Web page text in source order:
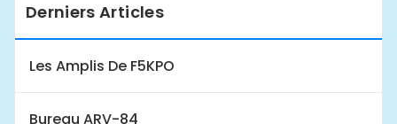
Derniers Articles
Les Amplis De F5KPO
Bureau ARV-84